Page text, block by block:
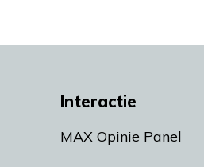
Interactie
MAX Opinie Panel